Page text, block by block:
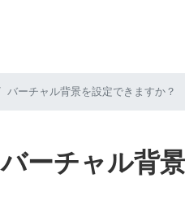
バーチャル背景を設定できますか？
バーチャル背